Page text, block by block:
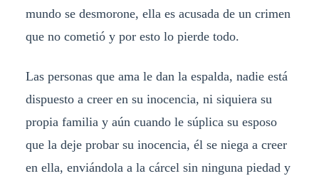
mundo se desmorone, ella es acusada de un crimen
que no cometió y por esto lo pierde todo.
Las personas que ama le dan la espalda, nadie está
dispuesto a creer en su inocencia, ni siquiera su
propia familia y aún cuando le súplica su esposo
que la deje probar su inocencia, él se niega a creer
en ella, enviándola a la cárcel sin ninguna piedad y